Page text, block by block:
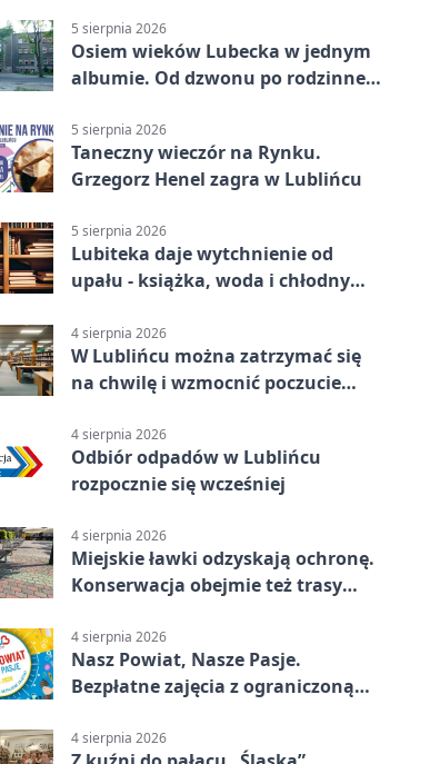
5 sierpnia 2026
Osiem wieków Lubecka w jednym
albumie. Od dzwonu po rodzinne
5 sierpnia 2026
Taneczny wieczór na Rynku.
Grzegorz Henel zagra w Lublińcu
5 sierpnia 2026
Lubiteka daje wytchnienie od
upału - książka, woda i chłodny
4 sierpnia 2026
W Lublińcu można zatrzymać się
na chwilę i wzmocnić poczucie
4 sierpnia 2026
Odbiór odpadów w Lublińcu
rozpocznie się wcześniej
4 sierpnia 2026
Miejskie ławki odzyskają ochronę.
Konserwacja obejmie też trasy
4 sierpnia 2026
Nasz Powiat, Nasze Pasje.
Bezpłatne zajęcia z ograniczoną
4 sierpnia 2026